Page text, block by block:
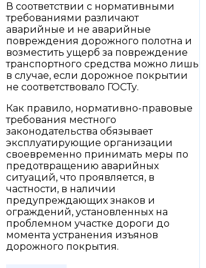
В соответствии с нормативными
требованиями различают
аварийные и не аварийные
повреждения дорожного полотна и
возместить ущерб за повреждение
транспортного средства можно лишь
в случае, если дорожное покрытии
не соответствовало ГОСТу.
Как правило, нормативно-правовые
требования местного
законодательства обязывает
эксплуатирующие организации
своевременно принимать меры по
предотвращению аварийных
ситуаций, что проявляется, в
частности, в наличии
предупреждающих знаков и
ограждений, установленных на
проблемном участке дороги до
момента устранения изъянов
дорожного покрытия.